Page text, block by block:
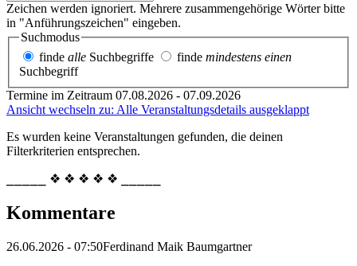
Zeichen werden ignoriert. Mehrere zusammengehörige Wörter bitte
in "Anführungszeichen" eingeben.
Suchmodus
finde alle Suchbegriffe finde mindestens einen
Suchbegriff
Termine im Zeitraum 07.08.2026 - 07.09.2026
Ansicht wechseln zu: Alle Veranstaltungsdetails ausgeklappt
Es wurden keine Veranstaltungen gefunden, die deinen
Filterkriterien entsprechen.
⎯⎯⎯⎯⎯ ❖ ❖ ❖ ❖ ❖ ⎯⎯⎯⎯⎯
Kommentare
26.06.2026 - 07:50Ferdinand Maik Baumgartner